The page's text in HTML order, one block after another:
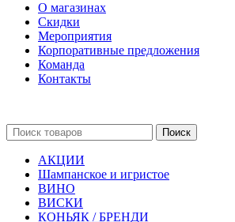
О магазинах
Скидки
Мероприятия
Корпоративные предложения
Команда
Контакты
Поиск
АКЦИИ
Шампанское и игристое
ВИНО
ВИСКИ
КОНЬЯК / БРЕНДИ